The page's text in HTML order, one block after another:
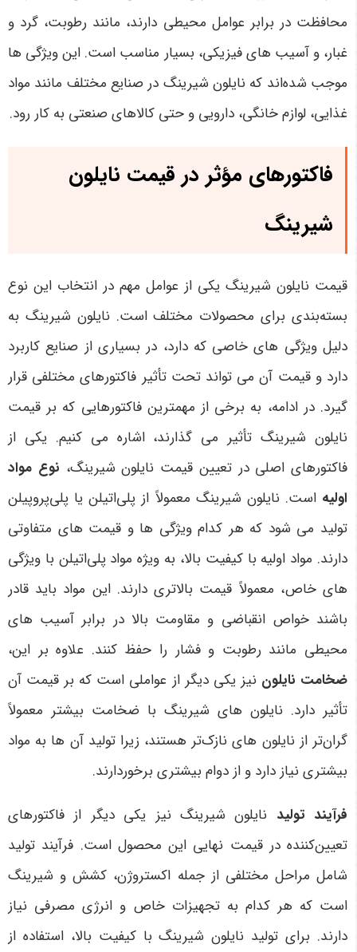
محافظت در برابر عوامل محیطی دارند، مانند رطوبت، گرد و
غبار، و آسیب های فیزیکی، بسیار مناسب است. این ویژگی ها
موجب شده‌اند که نایلون شیرینگ در صنایع مختلف مانند مواد
غذایی، لوازم خانگی، دارویی و حتی کالاهای صنعتی به کار رود.
فاکتورهای مؤثر در قیمت نایلون
شیرینگ
قیمت نایلون شیرینگ یکی از عوامل مهم در انتخاب این نوع
بسته‌بندی برای محصولات مختلف است. نایلون شیرینگ به
دلیل ویژگی های خاصی که دارد، در بسیاری از صنایع کاربرد
دارد و قیمت آن می تواند تحت تأثیر فاکتورهای مختلفی قرار
گیرد. در ادامه، به برخی از مهمترین فاکتورهایی که بر قیمت
نایلون شیرینگ تأثیر می گذارند، اشاره می کنیم. یکی از
فاکتورهای اصلی در تعیین قیمت نایلون شیرینگ، نوع مواد
اولیه است. نایلون شیرینگ معمولاً از پلی‌اتیلن یا پلی‌پروپیلن
تولید می شود که هر کدام ویژگی ها و قیمت های متفاوتی
دارند. مواد اولیه با کیفیت بالا، به ویژه مواد پلی‌اتیلن با ویژگی
های خاص، معمولاً قیمت بالاتری دارند. این مواد باید قادر
باشند خواص انقباضی و مقاومت بالا در برابر آسیب های
محیطی مانند رطوبت و فشار را حفظ کنند. علاوه بر این،
ضخامت نایلون نیز یکی دیگر از عواملی است که بر قیمت آن
تأثیر دارد. نایلون های شیرینگ با ضخامت بیشتر معمولاً
گران‌تر از نایلون های نازک‌تر هستند، زیرا تولید آن ها به مواد
بیشتری نیاز دارد و از دوام بیشتری برخوردارند.
فرآیند تولید نایلون شیرینگ نیز یکی دیگر از فاکتورهای
تعیین‌کننده در قیمت نهایی این محصول است. فرآیند تولید
شامل مراحل مختلفی از جمله اکستروژن، کشش و شیرینگ
است که هر کدام به تجهیزات خاص و انرژی مصرفی نیاز
دارند. برای تولید نایلون شیرینگ با کیفیت بالا، استفاده از